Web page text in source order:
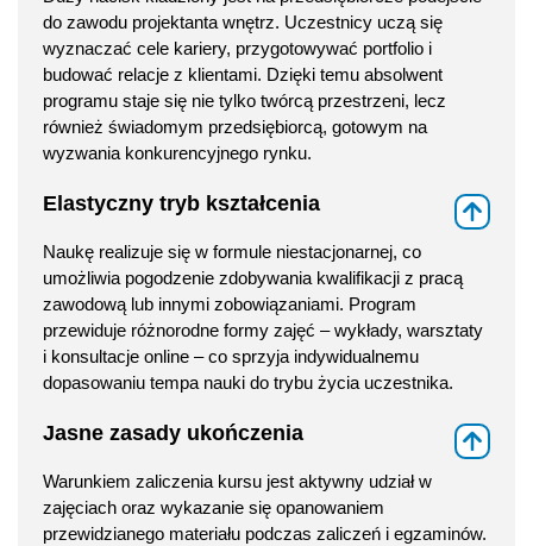
do zawodu projektanta wnętrz. Uczestnicy uczą się
wyznaczać cele kariery, przygotowywać portfolio i
budować relacje z klientami. Dzięki temu absolwent
programu staje się nie tylko twórcą przestrzeni, lecz
również świadomym przedsiębiorcą, gotowym na
wyzwania konkurencyjnego rynku.
Elastyczny tryb kształcenia
Naukę realizuje się w formule niestacjonarnej, co
umożliwia pogodzenie zdobywania kwalifikacji z pracą
zawodową lub innymi zobowiązaniami. Program
przewiduje różnorodne formy zajęć – wykłady, warsztaty
i konsultacje online – co sprzyja indywidualnemu
dopasowaniu tempa nauki do trybu życia uczestnika.
Jasne zasady ukończenia
Warunkiem zaliczenia kursu jest aktywny udział w
zajęciach oraz wykazanie się opanowaniem
przewidzianego materiału podczas zaliczeń i egzaminów.